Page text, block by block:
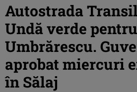
Autostrada
Undă verde pentru
Umbrărescu.
aprobat miercuri
în Sălaj